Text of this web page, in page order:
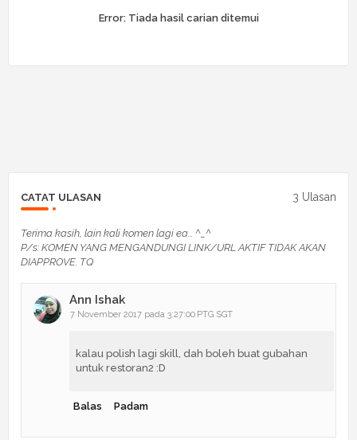
Error:Tiada hasil carian ditemui
CATAT ULASAN 3 Ulasan
Terima kasih, lain kali komen lagi ea... ^_^
P/s: KOMEN YANG MENGANDUNGI LINK/URL AKTIF TIDAK AKAN
DIAPPROVE. TQ
Ann Ishak
7 November 2017 pada 3:27:00 PTG SGT
kalau polish lagi skill, dah boleh buat gubahan
untuk restoran2 :D
Balas Padam